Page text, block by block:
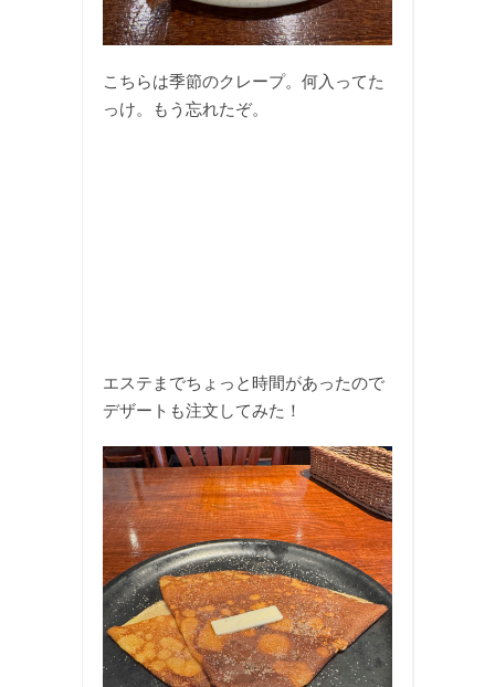
こちらは季節のクレープ。何入ってた
っけ。もう忘れたぞ。
エステまでちょっと時間があったので
デザートも注文してみた！